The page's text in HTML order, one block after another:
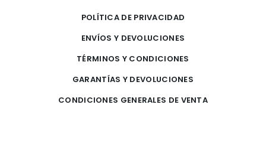
POLÍTICA DE PRIVACIDAD
ENVÍOS Y DEVOLUCIONES
TÉRMINOS Y CONDICIONES
GARANTÍAS Y DEVOLUCIONES
CONDICIONES GENERALES DE VENTA